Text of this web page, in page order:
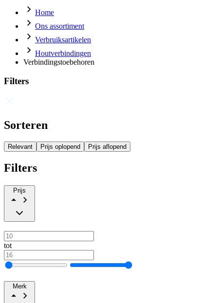
Home
Ons assortiment
Verbruiksartikelen
Houtverbindingen
Verbindingstoebehoren
Filters
Sorteren
Relevant Prijs oplopend Prijs aflopend
Filters
Prijs
tot
Merk